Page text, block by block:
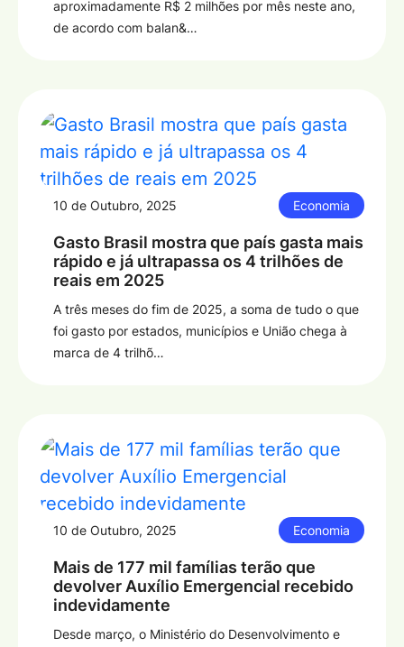
aproximadamente R$ 2 milhões por mês neste ano,
de acordo com balan&…
10 de Outubro, 2025 Economia
Gasto Brasil mostra que país gasta mais
rápido e já ultrapassa os 4 trilhões de
reais em 2025
A três meses do fim de 2025, a soma de tudo o que
foi gasto por estados, municípios e União chega à
marca de 4 trilhõ…
10 de Outubro, 2025 Economia
Mais de 177 mil famílias terão que
devolver Auxílio Emergencial recebido
indevidamente
Desde março, o Ministério do Desenvolvimento e